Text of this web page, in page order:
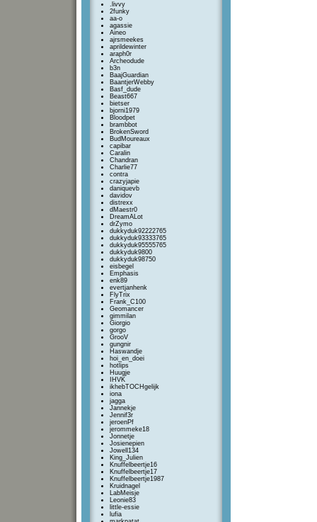
.livvy
2funky
aa-o
agassie
Aineo
ajrsmeekes
aprildewinter
araph0r
Archeodude
b3n
BaajGuardian
BaantjerWebby
Basf_dude
Beast667
bietser
bjorni1979
Bloodpet
brambbot
BrokenSword
BudMoureaux
capibar
Caralin
Chandran
Charlie77
contra
crazyjapie
daniquevb
davidov
distrexx
dMaestr0
DreamALot
drZymo
dukkyduk92222765
dukkyduk93333765
dukkyduk95555765
dukkyduk9800
dukkyduk98750
eisbegel
Emphasis
enk89
evertjanhenk
FlyTrix
Frank_C100
Geomancer
gimmilan
Giorgio
gorgo
GrooV
gungnir
Haswandje
hoi_en_doei
hotlips
Huugje
IHVK
ikhebTOCHgelijk
iona
jagga
Jannekje
Jennif3r
jeroenPf
jerommeke18
Jonnetje
Josienepien
Jowell134
King_Julien
Knuffelbeertje16
Knuffelbeertje17
Knuffelbeertje1987
Kruidnagel
LabMeisje
Leonie83
little-essie
lufia